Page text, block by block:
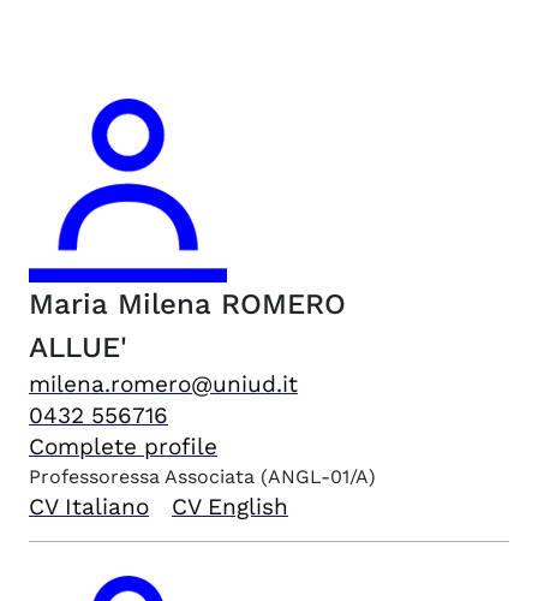
Maria Milena ROMERO
ALLUE'
milena.romero@uniud.it
0432 556716
Complete profile
Professoressa Associata (ANGL-01/A)
CV Italiano CV English